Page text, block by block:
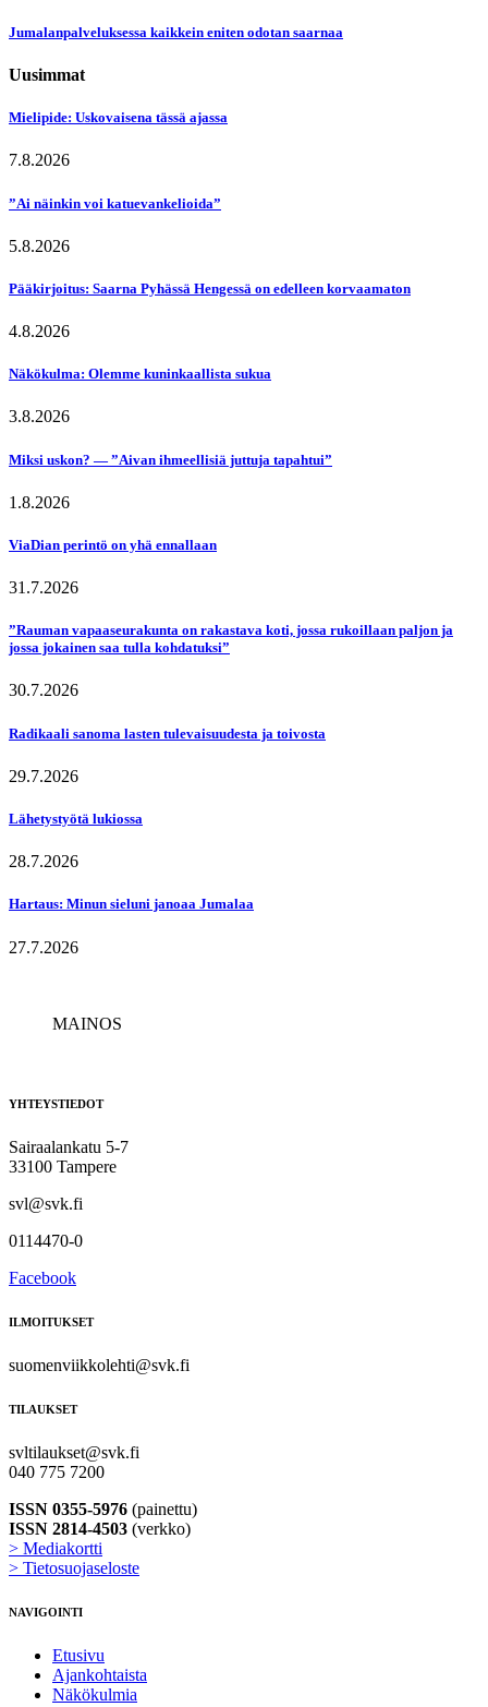
Jumalanpalveluksessa kaikkein eniten odotan saarnaa
Uusimmat
Mielipide: Uskovaisena tässä ajassa
7.8.2026
”Ai näinkin voi katuevankelioida”
5.8.2026
Pääkirjoitus: Saarna Pyhässä Hengessä on edelleen korvaamaton
4.8.2026
Näkökulma: Olemme kuninkaallista sukua
3.8.2026
Miksi uskon? — ”Aivan ihmeellisiä juttuja tapahtui”
1.8.2026
ViaDian perintö on yhä ennallaan
31.7.2026
”Rauman vapaaseurakunta on rakastava koti, jossa rukoillaan paljon ja
jossa jokainen saa tulla kohdatuksi”
30.7.2026
Radikaali sanoma lasten tulevaisuudesta ja toivosta
29.7.2026
Lähetystyötä lukiossa
28.7.2026
Hartaus: Minun sieluni janoaa Jumalaa
27.7.2026
MAINOS
YHTEYSTIEDOT
Sairaalankatu 5-7
33100 Tampere
svl@svk.fi
0114470-0
Facebook
ILMOITUKSET
suomenviikkolehti@svk.fi
TILAUKSET
svltilaukset@svk.fi
040 775 7200
ISSN 0355-5976 (painettu)
ISSN 2814-4503 (verkko)
> Mediakortti
> Tietosuojaseloste
NAVIGOINTI
Etusivu
Ajankohtaista
Näkökulmia